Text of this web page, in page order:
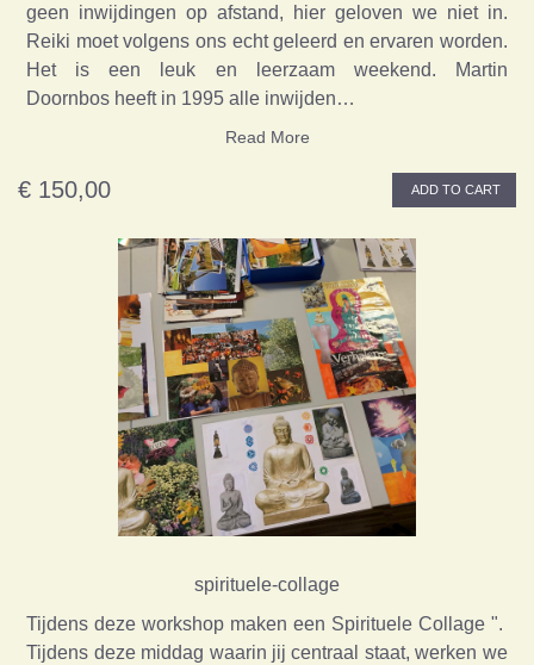
geen inwijdingen op afstand, hier geloven we niet in.
Reiki moet volgens ons echt geleerd en ervaren worden.
Het is een leuk en leerzaam weekend. Martin
Doornbos heeft in 1995 alle inwijden…
Read More
€ 150,00 ADD TO CART
spirituele-collage
Tijdens deze workshop maken een Spirituele Collage ".
Tijdens deze middag waarin jij centraal staat, werken we